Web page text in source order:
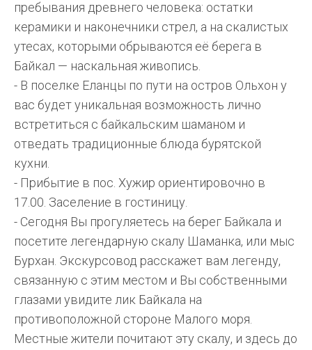
пребывания древнего человека: остатки
керамики и наконечники стрел, а на скалистых
утесах, которыми обрываются её берега в
Байкал — наскальная живопись.
- В поселке Еланцы по пути на остров Ольхон у
вас будет уникальная возможность лично
встретиться с байкальским шаманом и
отведать традиционные блюда бурятской
кухни.
- Прибытие в пос. Хужир ориентировочно в
17.00. Заселение в гостиницу.
- Сегодня Вы прогуляетесь на берег Байкала и
посетите легендарную скалу Шаманка, или мыс
Бурхан. Экскурсовод расскажет вам легенду,
связанную с этим местом и Вы собственными
глазами увидите лик Байкала на
противоположной стороне Малого моря.
Местные жители почитают эту скалу, и здесь до